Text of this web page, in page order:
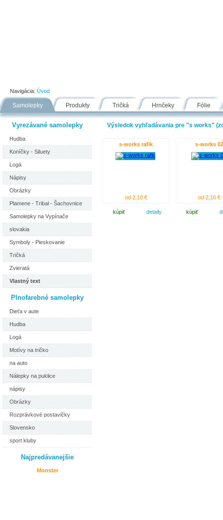
Navigácia: Úvod
Samolepky Produkty Tričká Hrnčeky Fólie
Vyrezávané samolepky
Hudba
Koníčky - Siluety
Logá
Nápisy
Obrázky
Plamene - Tribal - Šachovnice
Samolepky na Vypínače
slovakia
Symboly - Pieskovanie
Tričká
Zvieratá
Vlastný text
Plnofarebné samolepky
Dieťa v aute
Hudba
Logá
Motívy na tričko
na auto
Nálepky na puklice
nápisy
Obrázky
Rozprávkové postavičky
Slovensko
sport kluby
Najpredávanejšie
Monster
Výsledok vyhľadávania pre "s works"
s-works rafik
od 2,10 €
kúpiť detaily
s-works 02
od 2,16 €
kúpiť